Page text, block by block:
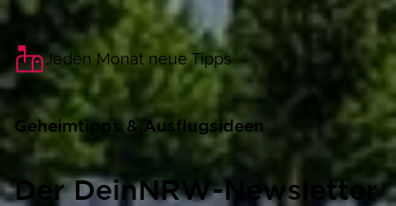
Jeden Monat neue Tipps
Geheimtipps & Ausflugsideen
Der DeinNRW-Newsletter